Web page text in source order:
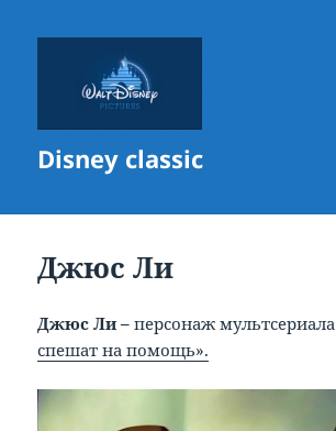
Disney classic
Джюс Ли
Джюс Ли –персонаж мультсериала
спешат на помощь».